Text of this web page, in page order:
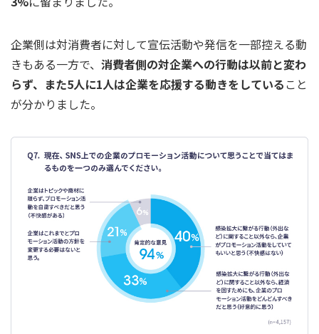
企業側は対消費者に対して宣伝活動や発信を一部控える動
きもある一方で、 消費者側の対企業への行動は以前と変わ
らず、また5人に1人は企業を応援する動きをしている こと
が分かりました。